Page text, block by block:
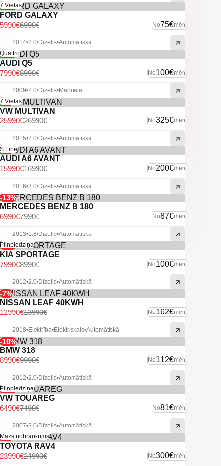
-14%
7 Vietas
FORD GALAXY
No75€mēn.
6990€
5990€
2014•2.0•Dīzelis•Automātiskā
-11%
Quattro
AUDI Q5
No100€mēn.
8990€
7990€
2009•2.0•Dīzelis•Manuālā
-4%
7 Vietas
VW MULTIVAN
No325€mēn.
26990€
25990€
2015•2.0•Dīzelis•Automātiskā
-6%
S Line
AUDI A6 AVANT
No200€mēn.
16990€
15990€
2016•3.0•Dīzelis•Automātiskā
-13%
MERCEDES BENZ B 180
No87€mēn.
7990€
6990€
2013•1.8•Dīzelis•Automātiskā
-11%
Pilnpiedziņa
KIA SPORTAGE
No100€mēn.
8990€
7990€
2012•2.0•Dīzelis•Automātiskā
-7%
NISSAN LEAF 40KWH
No162€mēn.
13990€
12990€
2018•Elektrība•Elektriskais•Automātiskā
-10%
BMW 318
No112€mēn.
9990€
8990€
2012•2.0•Dīzelis•Automātiskā
-13%
Pilnpiedziņa
VW TOUAREG
No81€mēn.
7490€
6490€
2007•3.0•Dīzelis•Automātiskā
-4%
Mazs nobraukums
TOYOTA RAV4
No300€mēn.
24990€
23990€